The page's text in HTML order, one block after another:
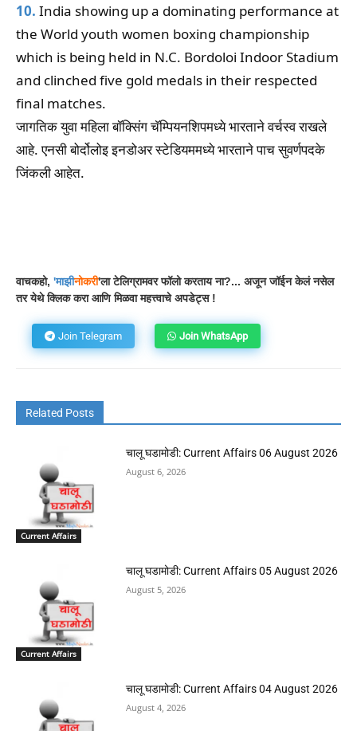
10. India showing up a dominating performance at
the World youth women boxing championship
which is being held in N.C. Bordoloi Indoor Stadium
and clinched five gold medals in their respected
final matches.
जागतिक युवा महिला बॉक्सिंग चॅम्पियनशिपमध्ये भारताने वर्चस्व राखले
आहे. एनसी बोर्दोलोइ इनडोअर स्टेडियममध्ये भारताने पाच सुवर्णपदके
जिंकली आहेत.
वाचकहो, 'माझीनोकरी'ला टेलिग्रामवर फॉलो करताय ना?... अजून जॉईन केलं नसेल
तर येथे क्लिक करा आणि मिळवा महत्त्वाचे अपडेट्स !
Join Telegram Join WhatsApp
Related Posts
Current Affairs
चालू घडामोडी: Current Affairs 06 August 2026
August 6, 2026
Current Affairs
चालू घडामोडी: Current Affairs 05 August 2026
August 5, 2026
चालू घडामोडी: Current Affairs 04 August 2026
August 4, 2026